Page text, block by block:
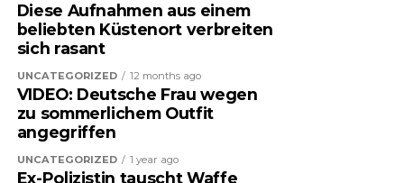
Diese Aufnahmen aus einem
beliebten Küstenort verbreiten
sich rasant
UNCATEGORIZED 12 months ago
VIDEO: Deutsche Frau wegen
zu sommerlichem Outfit
angegriffen
UNCATEGORIZED 1 year ago
Ex-Polizistin tauscht Waffe